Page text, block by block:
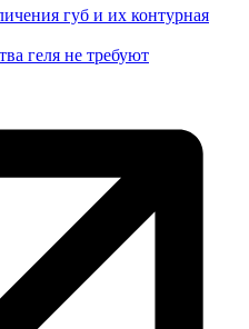
губ и их контурная
геля не требуют